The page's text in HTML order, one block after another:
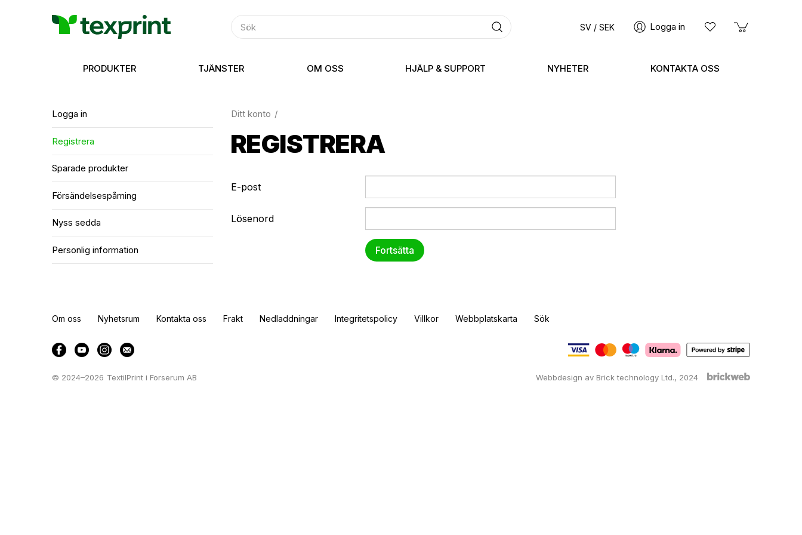
SV / SEK Logga in
PRODUKTER TJÄNSTER OM OSS HJÄLP & SUPPORT NYHETER KONTAKTA OSS
Logga in
Registrera
Sparade produkter
Fö­rsä­ndelsespå­rning
Nyss sedda
Personlig information
Ditt konto
REGISTRERA
E-post
Lösenord
Om oss Nyhetsrum Kontakta oss Frakt Nedladdningar Integritetspolicy Villkor Webbplatskarta Sök
© 2024–2026 TextilPrint i Forserum AB Webbdesign av Brick technology Ltd., 2024